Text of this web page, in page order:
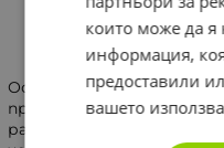
функционални
продукта, които
хранителни добавки
Основният стремеж при
продукти е
различни нужди на
които може да я
информация,
предоставили
вашето